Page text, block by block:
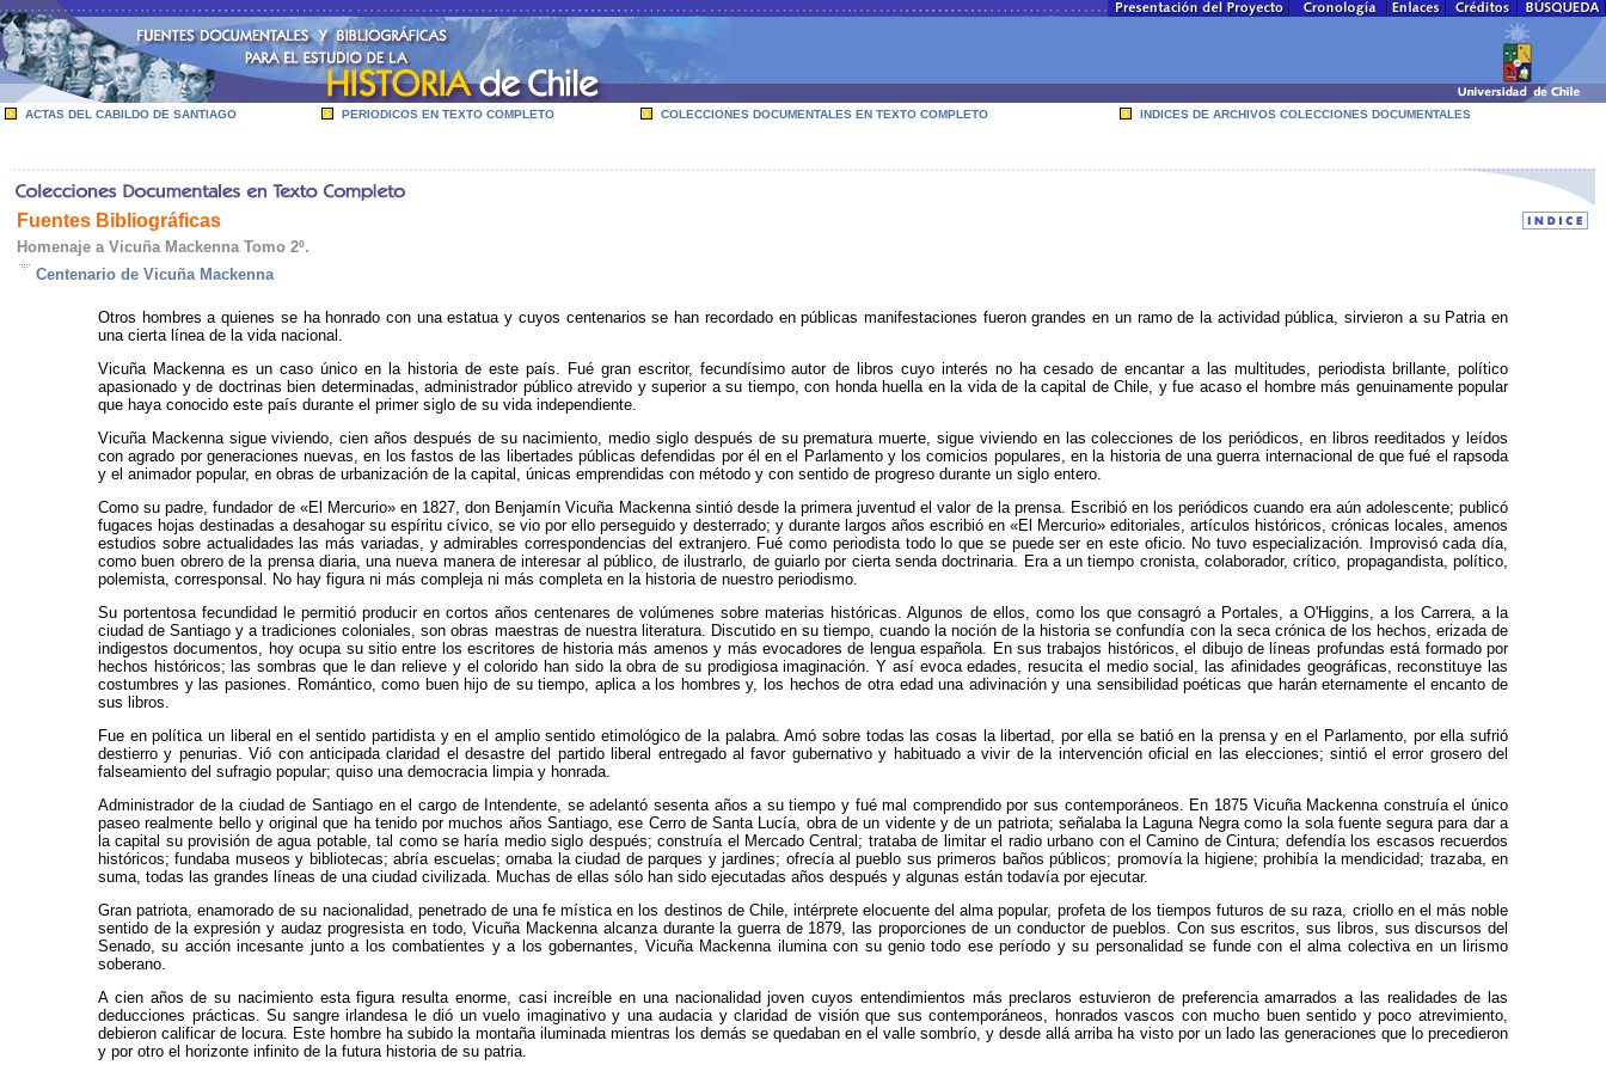
ACTAS DEL CABILDO DE SANTIAGO PERIODICOS EN TEXTO COMPLETO COLECCIONES DOCUMENTALES EN TEXTO COMPLETO INDICES DE ARCHIVOS COLECCIONES DOCUMENTALES
Fuentes Bibliográficas
Homenaje a Vicuña Mackenna Tomo 2º.
Centenario de Vicuña Mackenna
Otros hombres a quienes se ha honrado con una estatua y cuyos centenarios se han recordado en públicas manifestaciones fueron grandes en un ramo de la actividad pública, sirvieron a su Patria en
una cierta línea de la vida nacional.
Vicuña Mackenna es un caso único en la historia de este país. Fué gran escritor, fecundísimo autor de libros cuyo interés no ha cesado de encantar a las multitudes, periodista brillante, político
apasionado y de doctrinas bien determinadas, administrador público atrevido y superior a su tiempo, con honda huella en la vida de la capital de Chile, y fue acaso el hombre más genuinamente popular
que haya conocido este país durante el primer siglo de su vida independiente.
Vicuña Mackenna sigue viviendo, cien años después de su nacimiento, medio siglo después de su prematura muerte, sigue viviendo en las colecciones de los periódicos, en libros reeditados y leídos
con agrado por generaciones nuevas, en los fastos de las libertades públicas defendidas por él en el Parlamento y los comicios populares, en la historia de una guerra internacional de que fué el rapsoda
y el animador popular, en obras de urbanización de la capital, únicas emprendidas con método y con sentido de progreso durante un siglo entero.
Como su padre, fundador de «El Mercurio» en 1827, don Benjamín Vicuña Mackenna sintió desde la primera juventud el valor de la prensa. Escribió en los periódicos cuando era aún adolescente; publicó
fugaces hojas destinadas a desahogar su espíritu cívico, se vio por ello perseguido y desterrado; y durante largos años escribió en «El Mercurio» editoriales, artículos históricos, crónicas locales, amenos
estudios sobre actualidades las más variadas, y admirables correspondencias del extranjero. Fué como periodista todo lo que se puede ser en este oficio. No tuvo especialización. Improvisó cada día,
como buen obrero de la prensa diaria, una nueva manera de interesar al público, de ilustrarlo, de guiarlo por cierta senda doctrinaria. Era a un tiempo cronista, colaborador, crítico, propagandista, político,
polemista, corresponsal. No hay figura ni más compleja ni más completa en la historia de nuestro periodismo.
Su portentosa fecundidad le permitió producir en cortos años centenares de volúmenes sobre materias históricas. Algunos de ellos, como los que consagró a Portales, a O'Higgins, a los Carrera, a la
ciudad de Santiago y a tradiciones coloniales, son obras maestras de nuestra literatura. Discutido en su tiempo, cuando la noción de la historia se confundía con la seca crónica de los hechos, erizada de
indigestos documentos, hoy ocupa su sitio entre los escritores de historia más amenos y más evocadores de lengua española. En sus trabajos históricos, el dibujo de líneas profundas está formado por
hechos históricos; las sombras que le dan relieve y el colorido han sido la obra de su prodigiosa imaginación. Y así evoca edades, resucita el medio social, las afinidades geográficas, reconstituye las
costumbres y las pasiones. Romántico, como buen hijo de su tiempo, aplica a los hombres y, los hechos de otra edad una adivinación y una sensibilidad poéticas que harán eternamente el encanto de
sus libros.
Fue en política un liberal en el sentido partidista y en el amplio sentido etimológico de la palabra. Amó sobre todas las cosas la libertad, por ella se batió en la prensa y en el Parlamento, por ella sufrió
destierro y penurias. Vió con anticipada claridad el desastre del partido liberal entregado al favor gubernativo y habituado a vivir de la intervención oficial en las elecciones; sintió el error grosero del
falseamiento del sufragio popular; quiso una democracia limpia y honrada.
Administrador de la ciudad de Santiago en el cargo de Intendente, se adelantó sesenta años a su tiempo y fué mal comprendido por sus contemporáneos. En 1875 Vicuña Mackenna construía el único
paseo realmente bello y original que ha tenido por muchos años Santiago, ese Cerro de Santa Lucía, obra de un vidente y de un patriota; señalaba la Laguna Negra como la sola fuente segura para dar a
la capital su provisión de agua potable, tal como se haría medio siglo después; construía el Mercado Central; trataba de limitar el radio urbano con el Camino de Cintura; defendía los escasos recuerdos
históricos; fundaba museos y bibliotecas; abría escuelas; ornaba la ciudad de parques y jardines; ofrecía al pueblo sus primeros baños públicos; promovía la higiene; prohibía la mendicidad; trazaba, en
suma, todas las grandes líneas de una ciudad civilizada. Muchas de ellas sólo han sido ejecutadas años después y algunas están todavía por ejecutar.
Gran patriota, enamorado de su nacionalidad, penetrado de una fe mística en los destinos de Chile, intérprete elocuente del alma popular, profeta de los tiempos futuros de su raza, criollo en el más noble
sentido de la expresión y audaz progresista en todo, Vicuña Mackenna alcanza durante la guerra de 1879, las proporciones de un conductor de pueblos. Con sus escritos, sus libros, sus discursos del
Senado, su acción incesante junto a los combatientes y a los gobernantes, Vicuña Mackenna ilumina con su genio todo ese período y su personalidad se funde con el alma colectiva en un lirismo
soberano.
A cien años de su nacimiento esta figura resulta enorme, casi increíble en una nacionalidad joven cuyos entendimientos más preclaros estuvieron de preferencia amarrados a las realidades de las
deducciones prácticas. Su sangre irlandesa le dió un vuelo imaginativo y una audacia y claridad de visión que sus contemporáneos, honrados vascos con mucho buen sentido y poco atrevimiento,
debieron calificar de locura. Este hombre ha subido la montaña iluminada mientras los demás se quedaban en el valle sombrío, y desde allá arriba ha visto por un lado las generaciones que lo precedieron
y por otro el horizonte infinito de la futura historia de su patria.